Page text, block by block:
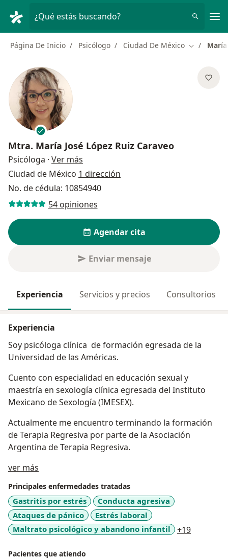
¿Qué estás buscando?
Página De Inicio Psicólogo Ciudad De México Cambiar
Mtra. María José López Ruiz Caraveo
Psicóloga · Ver más
Ciudad de México 1 dirección
No. de cédula: 10854940
54 opiniones
Agendar cita
Enviar mensaje
Experiencia Servicios y precios Consultorios
Experiencia
Soy psicóloga clínica de formación egresada de la
Universidad de las Américas.
Cuento con especialidad en educación sexual y
maestría en sexología clínica egresada del Instituto
Mexicano de Sexología (IMESEX).
Actualmente me encuentro terminando la formación
de Terapia Regresiva por parte de la Asociación
Argentina de Terapia Regresiva.
ver más
Principales enfermedades tratadas
Gastritis por estrés
Conducta agresiva
Ataques de pánico
Estrés laboral
Maltrato psicológico y abandono infantil
+19
Pacientes que atiendo